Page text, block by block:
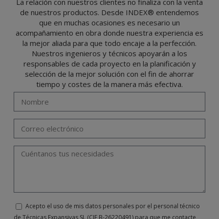
El usuario podrá ejercer en cualquier momento sus derechos para acceder, rectificar,
oponerse, cancelarlos, limitar su tratamiento o solicitar su portabilidad con arreglo a
lo previsto en el Reglamento General de Protección de Datos (RGPD) de 27 de abril
de 2016 enviando una carta a su responsable de tratamiento: Valentín Gómez,
Gerente, junto con la fotocopia de su DNI, a TÉCNICAS EXPANSIVAS SL | P.I. La
Portalada II | c/ Segador 13, 26006 | Logroño (La Rioja) o a través de la dirección de
correo electrónicoinfo@indexfix.com.
La relación con nuestros clientes no finaliza con la venta
de nuestros productos. Desde INDEX® entendemos
que en muchas ocasiones es necesario un
acompañamiento en obra donde nuestra experiencia es
la mejor aliada para que todo encaje a la perfección.
Nuestros ingenieros y técnicos apoyarán a los
responsables de cada proyecto en la planificación y
selección de la mejor solución con el fin de ahorrar
tiempo y costes de la manera más efectiva.
Acepto el uso de mis datos personales por el personal técnico
de Técnicas Expansivas SL (CIF B-26220491) para que me contacte